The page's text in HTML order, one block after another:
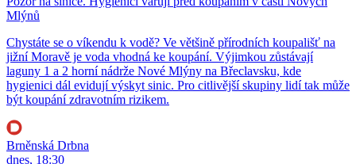
Mlýnů
Chystáte se o víkendu k vodě? Ve většině přírodních koupališť na
jižní Moravě je voda vhodná ke koupání. Výjimkou zůstávají
laguny 1 a 2 horní nádrže Nové Mlýny na Břeclavsku, kde
hygienici dál evidují výskyt sinic. Pro citlivější skupiny lidí tak může
být koupání zdravotním rizikem.
Brněnská Drbna
dnes, 18:30